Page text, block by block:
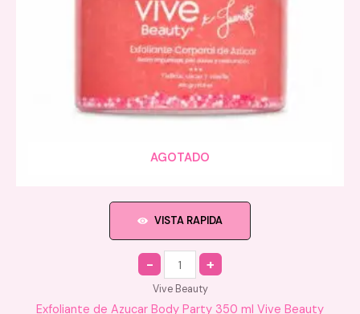
página
producto
AGOTADO
VISTA RAPIDA
Quantity
Vive Beauty
Exfoliante de Azucar Body Party 350 ml Vive Beauty